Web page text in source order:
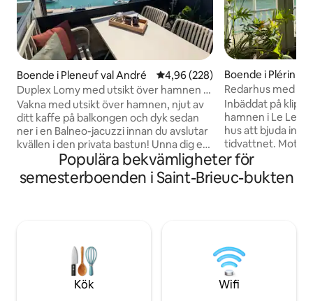
Boende i Pleneuf val André 4,96 av 5 i genomsnittligt
4,96 (228)
Duplex Lomy med utsikt över hamnen –
Bastu och bubbelbad – GR34
Vakna med utsikt över hamnen, njut av
ditt kaffe på balkongen och dyk sedan
ner i en Balneo-jacuzzi innan du avslutar
kvällen i den privata bastun! Unna dig en
oförglömlig vistelse i Bretagne med
familjen eller som ett par - Utsikt över
havet och hamnen från
Tulltjänstemännens stig i närheten -
Utrustat kök, Wi-Fi, sängkläder ingår -
Boende i Plérin
Redarhus med
Inbäddat på
hamnen i Le
hus att bjuda in
tidvattnet. Mot
bländas av
översvämmas
ett grått väder, i
St-Brieuc. Huset
personer med
Populära bekvämligheter för
semesterboenden i Saint-Brieuc-bukten
Kök Wifi